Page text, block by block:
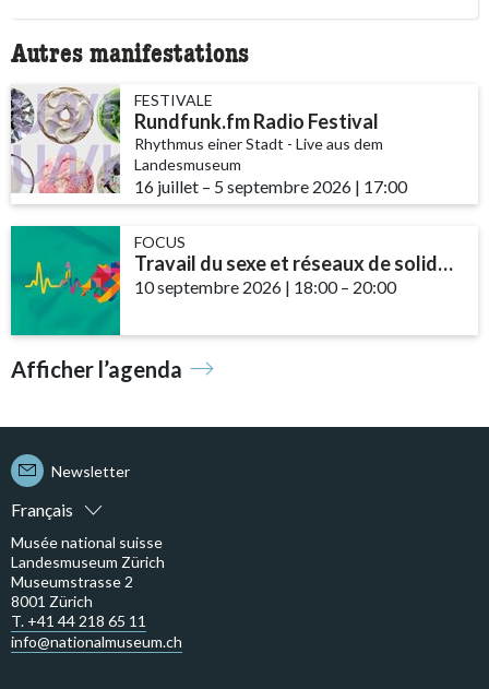
Autres manifestations
FESTIVALE
Rundfunk.fm Radio Festival
Rhythmus einer Stadt - Live aus dem
Landesmuseum
16 juillet accessibility.time_to
– 5 septembre 2026 | 17:00
FOCUS
Travail du sexe et réseaux de solidarité – le rôle des communautés et des ...
10 septembre 2026 | 18:00– 20:00
Afficher l’agenda
Français
Newsletter
Musée national suisse
Landesmuseum Zürich
Museumstrasse 2
8001 Zürich
T. +41 44 218 65 11
info@nationalmuseum.ch